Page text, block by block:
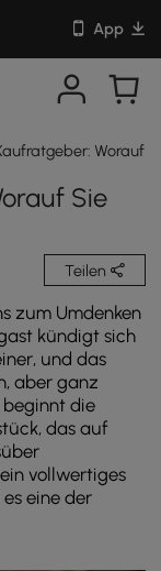
App
Worauf
Sie
Teilen
zum Umdenken
kündigt sich
und das
aber ganz
die
das auf
vollwertiges
eine der